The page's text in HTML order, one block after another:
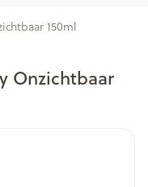
150ml
Onzichtbaar